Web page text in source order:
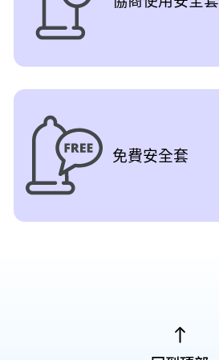
免費安全套